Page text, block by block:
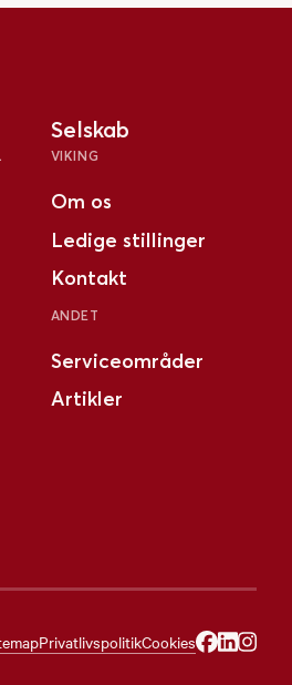
Selskab
VIKING
Om os
Ledige stillinger
Kontakt
ANDET
Serviceområder
Artikler
PrivatlivspolitikCookies